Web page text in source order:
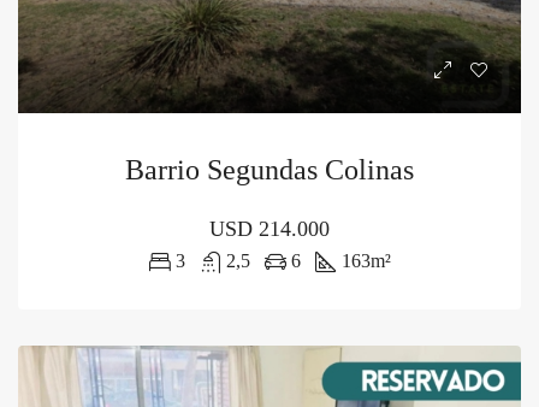
Barrio Segundas Colinas
USD 214.000
3 2,5 6 163m²